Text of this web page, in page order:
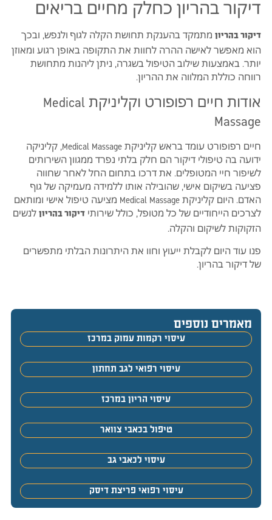
דיקור בהריון כחלק מחיים בריאים
דיקור בהריוןמתמקד בהענקת תחושת הקלה לגוף ולנפש, ובכך
הוא מאפשר לאישה ההרה לחוות את התקופה באופן רגוע ומאוזן
יותר. באמצעות שילוב הטיפול בשגרה, ניתן ליהנות מתחושת
רווחה כוללת המלווה את ההריון.
אודות חיים רפופורט וקליניקת Medical
Massage
חיים רפופורט עומד בראש קליניקת Medical Massage, קליניקה
ידועה בה טיפולי דיקור הם חלק בלתי נפרד ממגוון השירותים
לשיפור חיי המטופלים. את דרכו בתחום החל לאחר שחווה
פציעה בשיקום אישי, שהובילה אותו ללמידה מעמיקה של גוף
האדם. היום קליניקת Medical Massage מציעה טיפול אישי ומותאם
לצרכים הייחודיים של כל מטופל, כולל שירותי דיקור בהריוןלנשים
הזקוקות לשיקום והקלה.
פנו עוד היום לקבלת ייעוץ וחוו את היתרונות הבלתי מתפשרים
של דיקור בהריון.
מאמרים נוספים
עיסוי רקמות עמוק במרכז
עיסוי רפואי לגב תחתון
עיסוי הריון במרכז
טיפול בכאבי צוואר
עיסוי לכאבי גב
עיסוי רפואי פריצת דיסק